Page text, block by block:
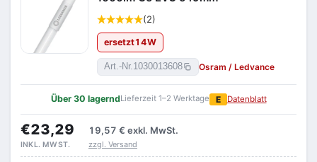
(2)
ersetzt14W
Art.-Nr.1030013608 Osram / Ledvance
Über 30 lagerndLieferzeit 1–2 Werktage E Datenblatt
€23,29 19,57 € exkl. MwSt.
INKL. MWST. zzgl. Versand